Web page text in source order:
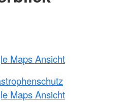
Maps Ansicht
Maps Ansicht